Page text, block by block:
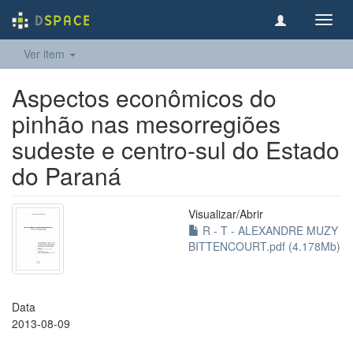
Ver item
Aspectos econômicos do
pinhão nas mesorregiões
sudeste e centro-sul do Estado
do Paraná
Visualizar/Abrir
R - T - ALEXANDRE MUZY
BITTENCOURT.pdf (4.178Mb)
Data
2013-08-09